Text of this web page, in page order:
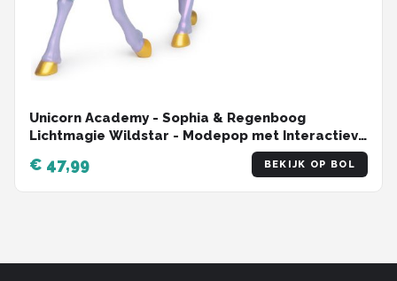
Unicorn Academy - Sophia & Regenboog
Lichtmagie Wildstar - Modepop met Interactieve
Eenhoorn met licht geluid en muziek
€ 47,99 BEKIJK OP BOL